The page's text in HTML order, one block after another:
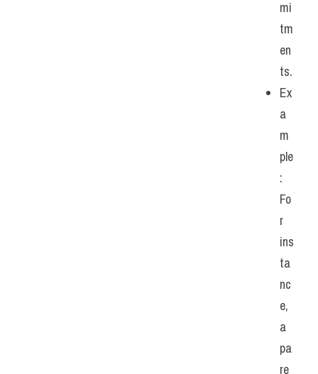
mi
tm
en
ts.
Ex
a
m
ple
:
Fo
r
ins
ta
nc
e,
a
pa
re